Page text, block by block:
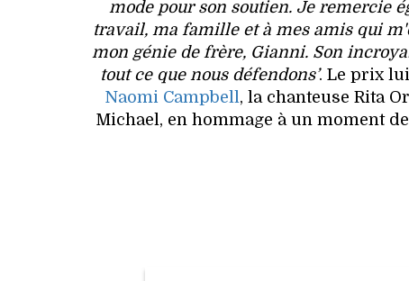
mode pour son soutien. Je remercie
travail, ma famille et à mes amis qui
mon génie de frère, Gianni. Son
tout ce que nous défendons’. Le prix
Naomi Campbell, la chanteuse Rita
Michael, en hommage à un moment